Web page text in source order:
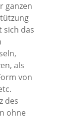
ganzen
sich das
als
von
des
ohne